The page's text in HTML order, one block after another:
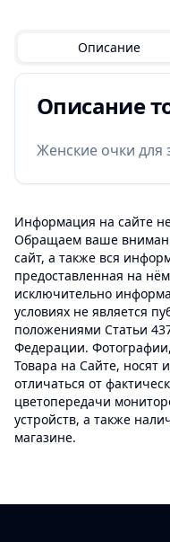
Описание
Описание
Женские очки для
Информация на сайте
Обращаем ваше
сайт, а также вся
предоставленная на
исключительно
условиях не является
положениями Статьи
Федерации.
Товара на Сайте, носят
отличаться от
цветопередачи
устройств, а также
магазине.